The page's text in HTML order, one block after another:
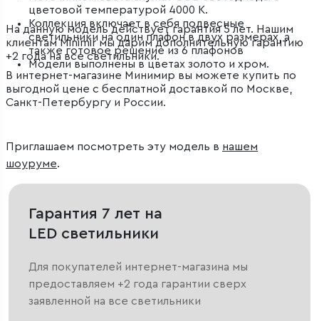
цветовой температурой 4000 К.
Коллекция включает в себя подвесные
светильники на один плафон в двух размерах, а
также готовое решение из 6 плафонов
Модели выполнены в цветах золото и хром.
На данную модель действует гарантия 5 лет. Нашим
клиентам Minimir мы дарим дополнительную гарантию
+2 года на все светильники.
В интернет-магазине Минимир вы можете купить по
выгодной цене с бесплатной доставкой по Москве,
Санкт-Петербургу и России.
Приглашаем посмотреть эту модель в нашем
шоуруме.
Гарантия 7 лет на
LED светильники
Для покупателей интернет-магазина мы
предоставляем +2 года гарантии сверх
заявленной на все светильники